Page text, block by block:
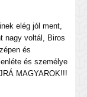
elég jól ment,
nagy voltál, Biros
és
és személye
MAGYAROK!!!